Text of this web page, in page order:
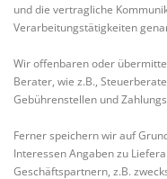
und die vertragliche
Verarbeitungstätigkeiten
Wir offenbaren oder
Berater, wie z.B.,
Gebührenstellen und
Ferner speichern wir auf
Interessen Angaben zu
Geschäftspartnern, z.B.